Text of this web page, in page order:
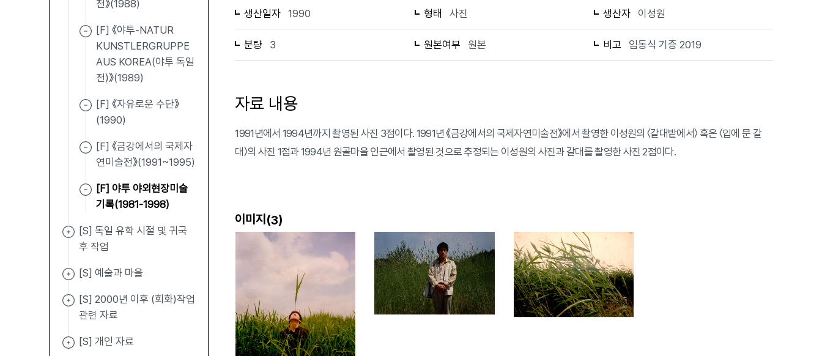
전》(1988)
[F] 《야투-NATUR
KUNSTLERGRUPPE
AUS KOREA(야투 독일
전)》(1989)
[F] 《자유로운 수단》
(1990)
[F] 《금강에서의 국제자
연미술전》(1991~1995)
[F] 야투 야외현장미술
기록(1981-1998)
[S] 독일 유학 시절 및 귀국
후 작업
[S] 예술과 마을
[S] 2000년 이후 (회화)작업
관련 자료
[S] 개인 자료
생산일자 1990 형태 사진 생산자 이성원
분량 3 원본여부 원본 비고 임동식 기증 2019
자료 내용
1991년에서 1994년까지 촬영된 사진 3점이다. 1991년 《금강에서의 국제자연미술전》에서 촬영한 이성원의 〈갈대밭에서〉 혹은 〈입에 문 갈
대〉의 사진 1점과 1994년 원골마을 인근에서 촬영된 것으로 추정되는 이성원의 사진과 갈대를 촬영한 사진 2점이다.
이미지(3)